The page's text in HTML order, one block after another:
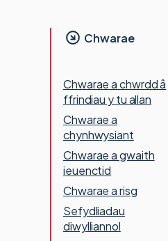
Chwarae
Chwarae a chwrdd â
ffrindiau y tu allan
Chwarae a
chynhwysiant
Chwarae a gwaith
ieuenctid
Chwarae a risg
Sefydliadau
diwylliannol